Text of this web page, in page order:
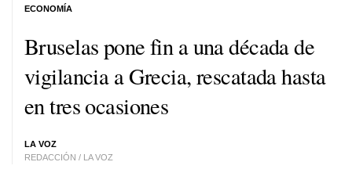
Bruselas pone fin a una década de
vigilancia a Grecia, rescatada hasta
en tres ocasiones
LA VOZ
REDACCIÓN / LA VOZ
ECONOMÍA